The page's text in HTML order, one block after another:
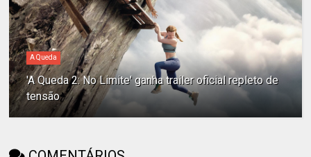
A Queda
'A Queda 2: No Limite' ganha trailer oficial repleto de
tensão